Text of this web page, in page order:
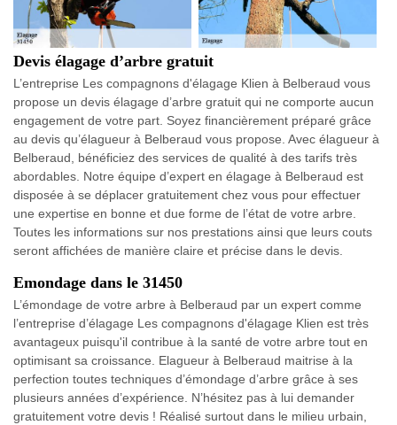
Devis élagage d’arbre gratuit
L’entreprise Les compagnons d'élagage Klien à Belberaud vous
propose un devis élagage d’arbre gratuit qui ne comporte aucun
engagement de votre part. Soyez financièrement préparé grâce
au devis qu’élagueur à Belberaud vous propose. Avec élagueur à
Belberaud, bénéficiez des services de qualité à des tarifs très
abordables. Notre équipe d’expert en élagage à Belberaud est
disposée à se déplacer gratuitement chez vous pour effectuer
une expertise en bonne et due forme de l’état de votre arbre.
Toutes les informations sur nos prestations ainsi que leurs couts
seront affichées de manière claire et précise dans le devis.
Emondage dans le 31450
L’émondage de votre arbre à Belberaud par un expert comme
l’entreprise d’élagage Les compagnons d'élagage Klien est très
avantageux puisqu'il contribue à la santé de votre arbre tout en
optimisant sa croissance. Elagueur à Belberaud maitrise à la
perfection toutes techniques d’émondage d’arbre grâce à ses
plusieurs années d’expérience. N’hésitez pas à lui demander
gratuitement votre devis ! Réalisé surtout dans le milieu urbain,